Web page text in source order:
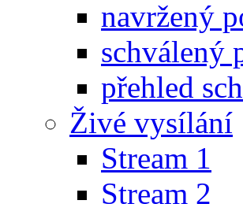
navržený
schválený
přehled
Živé vysílání
Stream 1
Stream 2